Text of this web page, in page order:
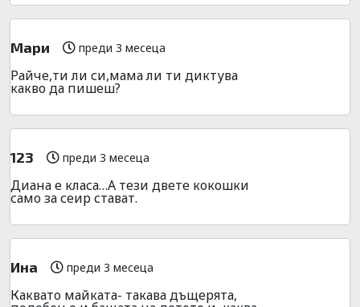
Мари преди 3 месеца
Райче,ти ли си,мама ли ти диктува
какво да пишеш?
123 преди 3 месеца
Диана е класа…А тези двете кокошки
само за сеир стават.
Ина преди 3 месеца
Каквато майката- такава дъщерята,